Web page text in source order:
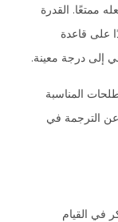
ممتعًا. القدرة
على قاعدة
إلى درجة معينة.
المناسبة
عن الترجمة في
في القيام